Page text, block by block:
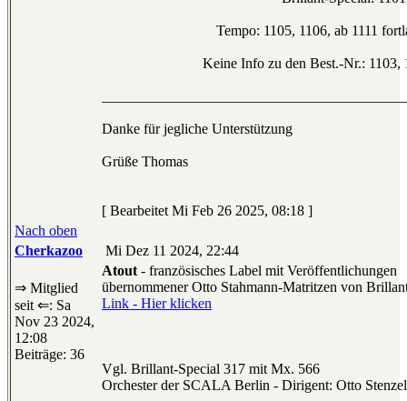
Tempo: 1105, 1106, ab 1111
Keine Info zu den Best.-Nr.: 1103,
Danke für jegliche Unterstützung
Grüße Thomas
[ Bearbeitet Mi Feb 26 2025, 08:18 ]
Nach oben
Cherkazoo
Mi Dez 11 2024, 22:44
⇒ Mitglied
seit ⇐: Sa
Nov 23 2024,
12:08
Beiträge: 36
Atout - französisches Label mit Veröffentlichungen
übernommener Otto Stahmann-Matritzen von
Link - Hier klicken
Vgl. Brillant-Special 317 mit Mx. 566
Orchester der SCALA Berlin - Dirigent: Otto